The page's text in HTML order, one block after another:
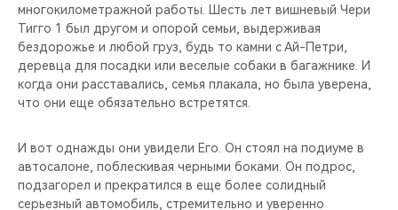
многокилометражной работы. Шесть лет вишневый Чери
Тигго 1 был другом и опорой семьи, выдерживая
бездорожье и любой груз, будь то камни с Ай-Петри,
деревца для посадки или веселые собаки в багажнике. И
когда они расставались, семья плакала, но была уверена,
что они еще обязательно встретятся.
И вот однажды они увидели Его. Он стоял на подиуме в
автосалоне, поблескивая черными боками. Он подрос,
подзагорел и прекратился в еще более солидный
серьезный автомобиль, стремительно и уверенно